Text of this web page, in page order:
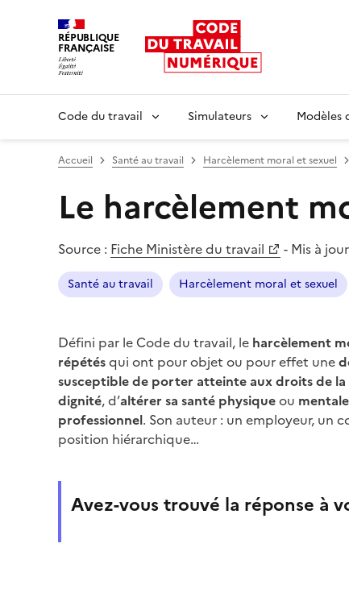
RÉPUBLIQUE
FRANÇAISE
Code du travail Simulateurs Modèles
Accueil Santé au travail Harcèlement moral et sexuel
Le harcèlement
Source : Fiche Ministère du travail - Mis à
Santé au travail Harcèlement moral et sexuel
Défini par le Code du travail, le harcèlement
répétésqui ont pour objet ou pour effet une
susceptible de porter atteinte aux droits de
dignité, d’altérer sa santé physiqueou mentale
professionnel. Son auteur : un employeur, un
position hiérarchique…
Avez-vous trouvé la réponse à